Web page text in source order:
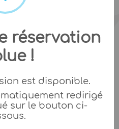
réservation
!
est disponible.
redirigé
sur le bouton ci-